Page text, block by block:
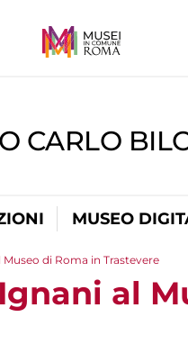
CARLO
MUSEO
Museo di Roma in Trastevere
al